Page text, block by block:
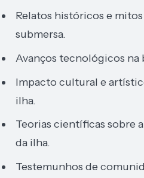
Relatos históricos e
submersa.
Avanços tecnológicos na
Impacto cultural e
ilha.
Teorias científicas sobre
da ilha.
Testemunhos de